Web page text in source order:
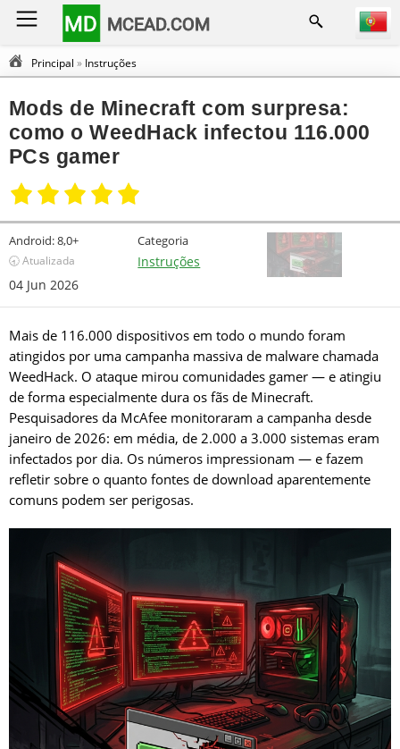
MD MCEAD.COM
Principal » Instruções
Mods de Minecraft com surpresa:
como o WeedHack infectou 116.000
PCs gamer
Android:8,0+
🕣 Atualizada
04 Jun 2026
Categoria
Instruções
Mais de 116.000 dispositivos em todo o mundo foram
atingidos por uma campanha massiva de malware chamada
WeedHack. O ataque mirou comunidades gamer — e atingiu
de forma especialmente dura os fãs de Minecraft.
Pesquisadores da McAfee monitoraram a campanha desde
janeiro de 2026: em média, de 2.000 a 3.000 sistemas eram
infectados por dia. Os números impressionam — e fazem
refletir sobre o quanto fontes de download aparentemente
comuns podem ser perigosas.